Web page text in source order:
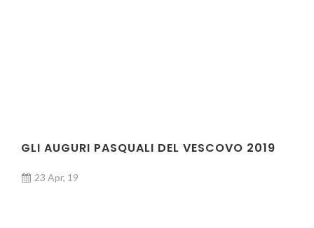
GLI AUGURI PASQUALI DEL VESCOVO 2019
23 Apr, 19